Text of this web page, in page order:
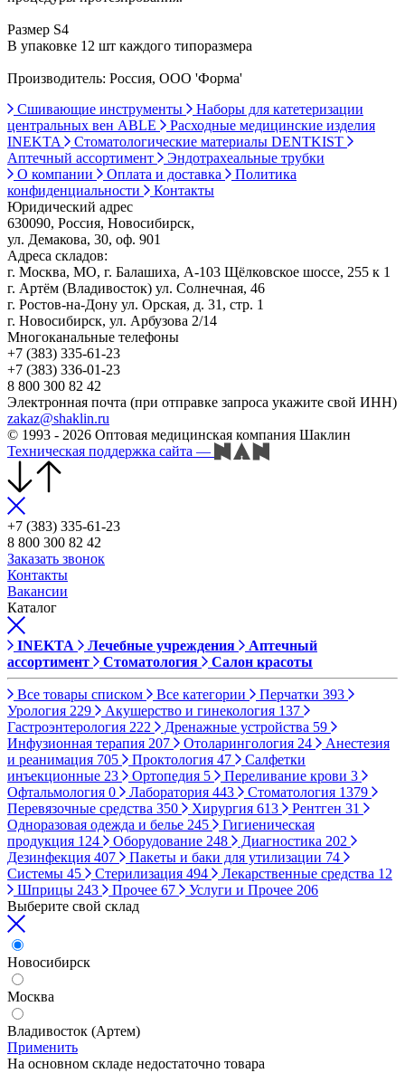
Размер S4
В упаковке 12 шт каждого типоразмера
Производитель: Россия, ООО 'Форма'
Сшивающие инструменты
Наборы для катетеризации
центральных вен ABLE
Расходные медицинские изделия
INEKTA
Стоматологические материалы DENTKIST
Аптечный ассортимент
Эндотрахеальные трубки
О компании
Оплата и доставка
Политика
конфиденциальности
Контакты
Юридический адрес
630090, Россия, Новосибирск,
ул. Демакова, 30, оф. 901
Адреса складов:
г. Москва, МО, г. Балашиха, А-103 Щёлковское шоссе, 255 к 1
г. Артём (Владивосток) ул. Солнечная, 46
г. Ростов-на-Дону ул. Орская, д. 31, стр. 1
г. Новосибирск, ул. Арбузова 2/14
Многоканальные телефоны
+7 (383) 335-61-23
+7 (383) 336-01-23
8 800 300 82 42
Электронная почта (при отправке запроса укажите свой ИНН)
zakaz@shaklin.ru
© 1993 - 2026 Оптовая медицинская компания Шаклин
Техническая поддержка сайта —
+7 (383) 335-61-23
8 800 300 82 42
Заказать звонок
Контакты
Вакансии
Каталог
INEKTA Лечебные учреждения
Аптечный
ассортимент
Стоматология Салон красоты
Все товары списком Все категории Перчатки 393
Урология 229 Акушерство и гинекология 137
Гастроэнтерология 222 Дренажные устройства 59
Инфузионная терапия 207 Отоларингология 24
Анестезия
и реанимация 705 Проктология 47
Салфетки
инъекционные 23 Ортопедия 5 Переливание крови 3
Офтальмология 0 Лаборатория 443 Стоматология 1379
Перевязочные средства 350 Хирургия 613 Рентген 31
Одноразовая одежда и белье 245
Гигиеническая
продукция 124 Оборудование 248 Диагностика 202
Дезинфекция 407 Пакеты и баки для утилизации 74
Системы 45 Стерилизация 494 Лекарственные средства 12
Шприцы 243 Прочее 67 Услуги и Прочее 206
Выберите свой склад
Новосибирск
Москва
Владивосток (Артем)
Применить
На основном складе недостаточно товара